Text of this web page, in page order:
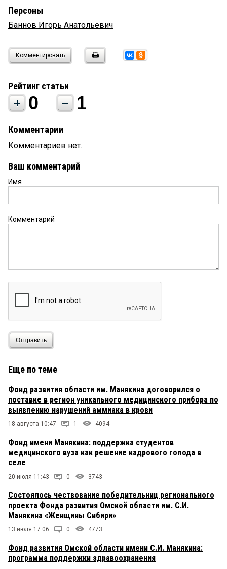
Персоны
Баннов Игорь Анатольевич
Комментировать
Рейтинг статьи
0 1
Комментарии
Комментариев нет.
Ваш комментарий
Имя
Комментарий
Отправить
Еще по теме
Фонд развития области им. Манякина договорился о
поставке в регион уникального медицинского прибора по
выявлению нарушений аммиака в крови
18 августа 10:47 1 4094
Фонд имени Манякина: поддержка студентов
медицинского вуза как решение кадрового голода в
селе
20 июля 11:43 0 3743
Состоялось чествование победительниц регионального
проекта Фонда развития Омской области им. С.И.
Манякина «Женщины Сибири»
13 июля 17:06 0 4773
Фонд развития Омской области имени С.И. Манякина:
программа поддержки здравоохранения